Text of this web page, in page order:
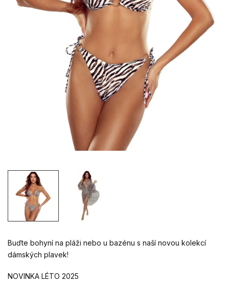
Buďte bohyní na pláži nebo u bazénu s naší novou kolekcí
dámských plavek!
NOVINKA LÉTO 2025